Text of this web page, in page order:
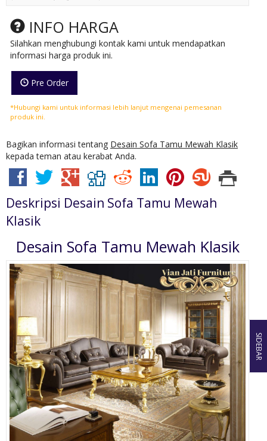
INFO HARGA
Silahkan menghubungi kontak kami untuk mendapatkan
informasi harga produk ini.
Pre Order
*Hubungi kami untuk informasi lebih lanjut mengenai pemesanan
produk ini.
Bagikan informasi tentang Desain Sofa Tamu Mewah Klasik
kepada teman atau kerabat Anda.
Deskripsi Desain Sofa Tamu Mewah
Klasik
Desain Sofa Tamu Mewah Klasik
SIDEBAR